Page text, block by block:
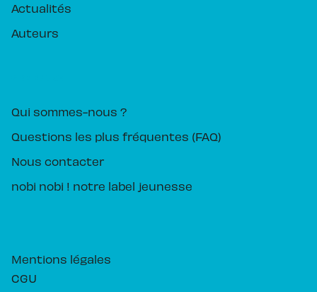
Actualités
Auteurs
Qui sommes-nous ?
Questions les plus fréquentes (FAQ)
Nous contacter
nobi nobi ! notre label jeunesse
Mentions légales
CGU